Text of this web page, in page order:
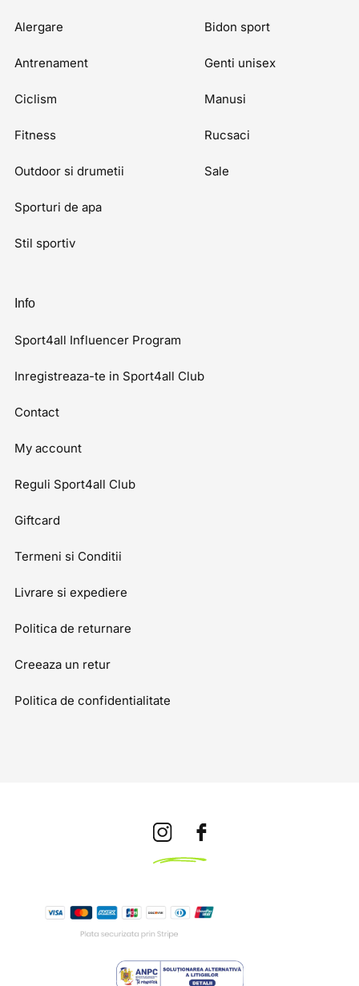
Alergare
Antrenament
Ciclism
Fitness
Outdoor si drumetii
Sporturi de apa
Stil sportiv
Bidon sport
Genti unisex
Manusi
Rucsaci
Sale
Info
Sport4all Influencer Program
Inregistreaza-te in Sport4all Club
Contact
My account
Reguli Sport4all Club
Giftcard
Termeni si Conditii
Livrare si expediere
Politica de returnare
Creeaza un retur
Politica de confidentialitate